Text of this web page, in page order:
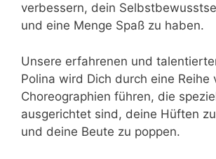
verbessern, dein
und eine Menge Spaß zu haben.
Unsere erfahrenen und
Polina wird Dich durch eine Reihe
Choreographien führen, die
ausgerichtet sind, deine Hüften
und deine Beute zu poppen.